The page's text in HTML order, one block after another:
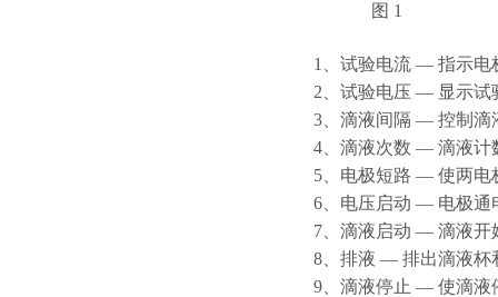
图 1
1、试验电流 — 指示电
2、试验电压 — 显示试
3、滴液间隔 — 控制滴
4、滴液次数 — 滴液计
5、电极短路 — 使两电
6、电压启动 — 电极通
7、滴液启动 — 滴液开
8、排液 — 排出滴液杯
9、滴液停止 — 使滴液